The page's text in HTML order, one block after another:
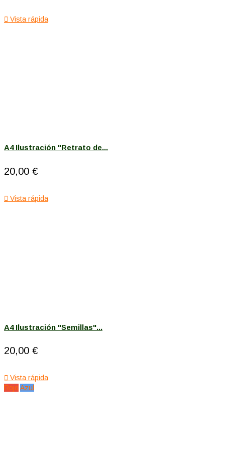
 Vista rápida
A4 Ilustración "Retrato de...
20,00 €
 Vista rápida
A4 Ilustración "Semillas"...
20,00 €
 Vista rápida
Rojo Azul